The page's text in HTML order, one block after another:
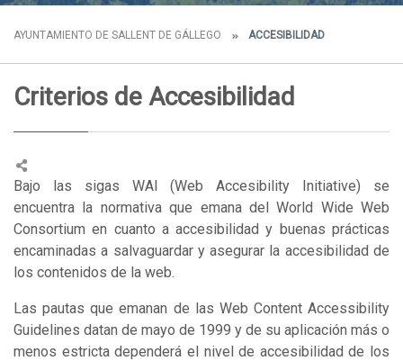
AYUNTAMIENTO DE SALLENT DE GÁLLEGO ACCESIBILIDAD
Criterios de Accesibilidad
Bajo las sigas WAI (Web Accesibility Initiative) se
encuentra la normativa que emana del World Wide Web
Consortium en cuanto a accesibilidad y buenas prácticas
encaminadas a salvaguardar y asegurar la accesibilidad de
los contenidos de la web.
Las pautas que emanan de las Web Content Accessibility
Guidelines datan de mayo de 1999 y de su aplicación más o
menos estricta dependerá el nivel de accesibilidad de los